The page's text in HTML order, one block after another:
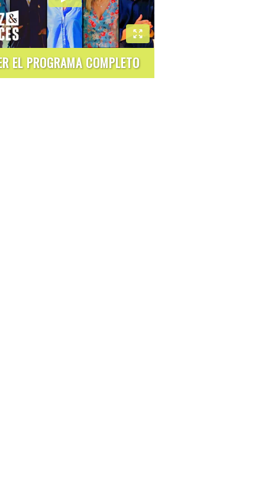
EL PROGRAMA COMPLETO